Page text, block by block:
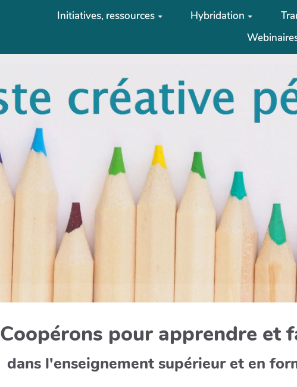
Initiatives, ressources Hybridation
Coopérons pour apprendre et
dans l'enseignement supérieur et en